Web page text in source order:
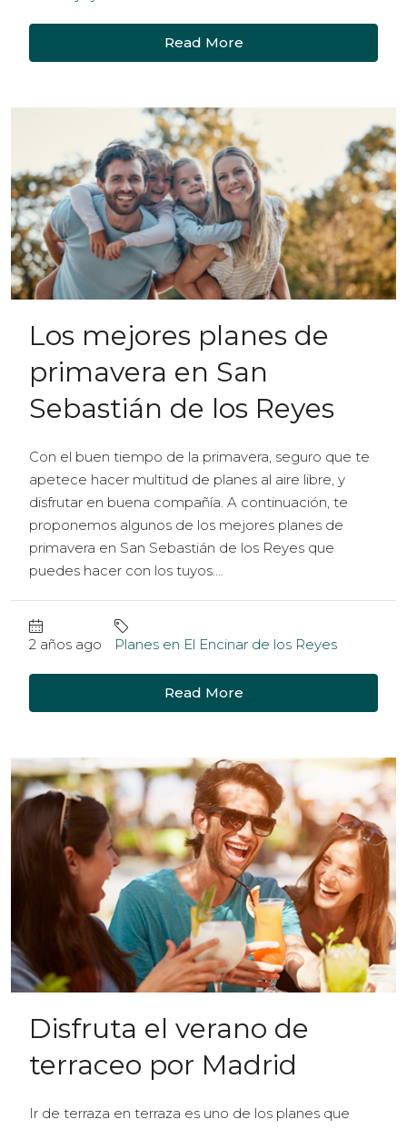
Read More
Los mejores planes de
primavera en San
Sebastián de los Reyes
Con el buen tiempo de la primavera, seguro que te
apetece hacer multitud de planes al aire libre, y
disfrutar en buena compañía. A continuación, te
proponemos algunos de los mejores planes de
primavera en San Sebastián de los Reyes que
puedes hacer con los tuyos....
2 años ago Planes en El Encinar de los Reyes
Read More
Disfruta el verano de
terraceo por Madrid
Ir de terraza en terraza es uno de los planes que